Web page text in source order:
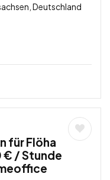
Deutschland
für Flöha
/ Stunde